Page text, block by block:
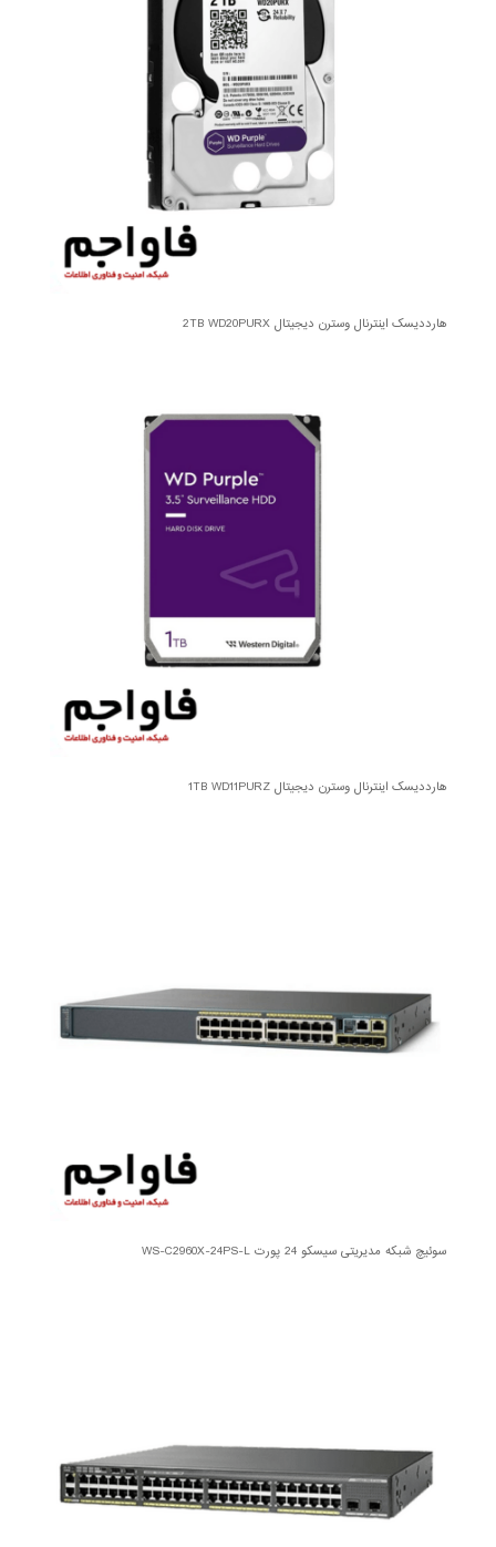
هارددیسک اینترنال وسترن دیجیتال 2TB WD20PURX
هارددیسک اینترنال وسترن دیجیتال 1TB WD11PURZ
سوئیچ شبکه مدیریتی سیسکو 24 پورت WS-C2960X-24PS-L